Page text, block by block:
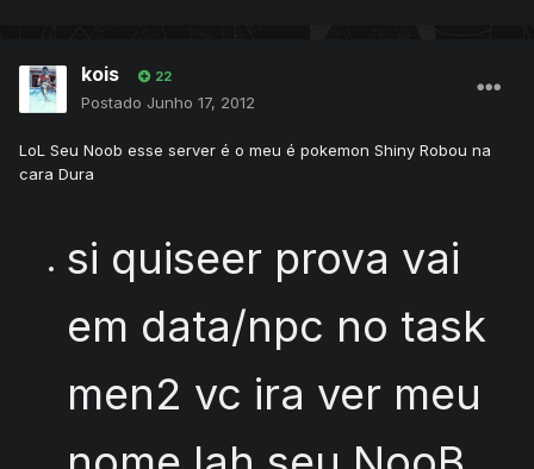
kois 22
Postado Junho 17, 2012
LoL Seu Noob esse server é o meu é pokemon Shiny Robou na
cara Dura
si quiseer prova vai
em data/npc no task
men2 vc ira ver meu